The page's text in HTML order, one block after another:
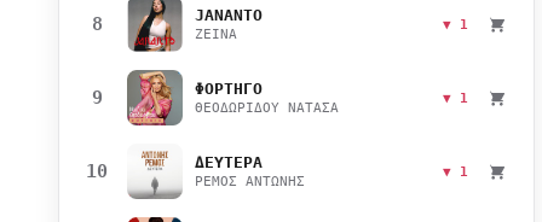
8 JANANTO
ZEINA
▼ 1
9 ΦΟΡΤΗΓΟ
ΘΕΟΔΩΡΙΔΟΥ ΝΑΤΑΣΑ
▼ 1
10 ΔΕΥΤΕΡΑ
ΡΕΜΟΣ ΑΝΤΩΝΗΣ
▼ 1